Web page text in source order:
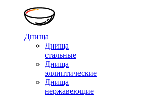
Днища
Днища
стальные
Днища
эллиптические
Днища
нержавеющие